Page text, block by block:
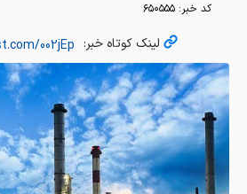
کد خبر: ۶۵۰۵۵۵
لینک کوتاه خبر: